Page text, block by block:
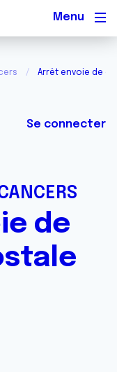
Arrêt envoie de
Se connecter
de